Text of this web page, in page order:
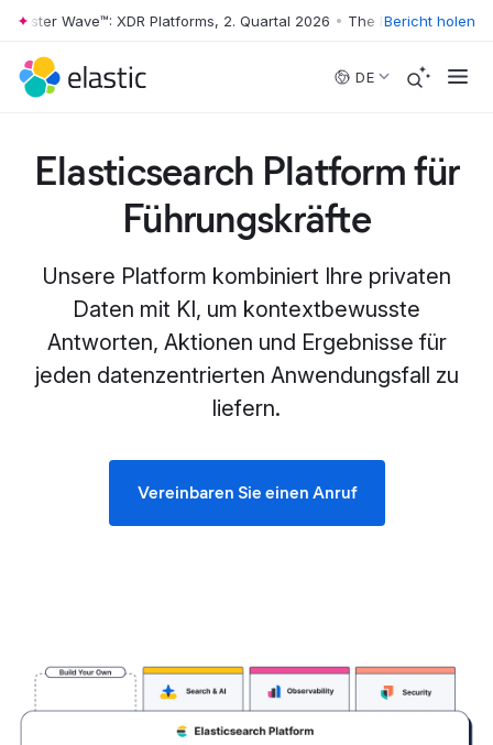
Skip to main content
Wave™: XDR Platforms, 2. Quartal 2026 • The Forrester Wave™:
Bericht holen
DE
Elasticsearch Platform für
Führungskräfte
Unsere Platform kombiniert Ihre privaten
Daten mit KI, um kontextbewusste
Antworten, Aktionen und Ergebnisse für
jeden datenzentrierten Anwendungsfall zu
liefern.
Vereinbaren Sie einen Anruf